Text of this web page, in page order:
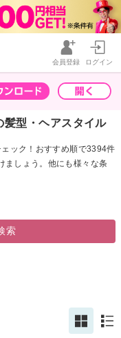
会員登録 ログイン
髪型・ヘアスタイル
ック！おすすめ順で3394件
ましょう。他にも様々な条
索